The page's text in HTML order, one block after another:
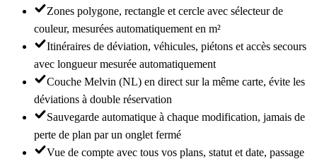
Zones polygone, rectangle et cercle avec sélecteur de
couleur, mesurées automatiquement en m²
Itinéraires de déviation, véhicules, piétons et accès secours
avec longueur mesurée automatiquement
Couche Melvin (NL) en direct sur la même carte, évite les
déviations à double réservation
Sauvegarde automatique à chaque modification, jamais de
perte de plan par un onglet fermé
Vue de compte avec tous vos plans, statut et date, passage